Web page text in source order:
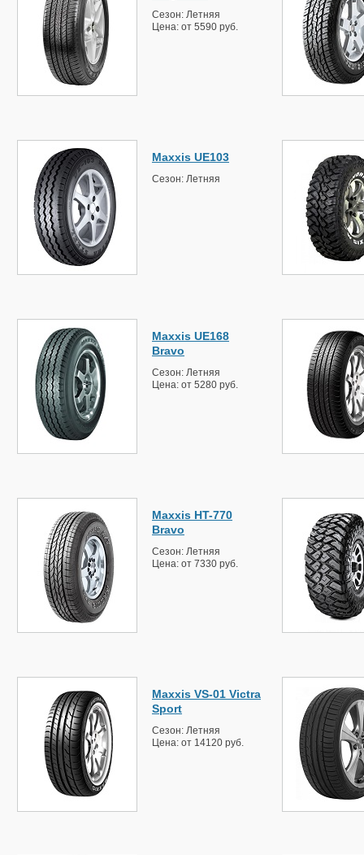
Сезон: Летняя
Цена: от 5590 руб.
Maxxis UE103
Сезон: Летняя
Maxxis UE168
Bravo
Сезон: Летняя
Цена: от 5280 руб.
Maxxis HT-770
Bravo
Сезон: Летняя
Цена: от 7330 руб.
Maxxis VS-01 Victra
Sport
Сезон: Летняя
Цена: от 14120 руб.